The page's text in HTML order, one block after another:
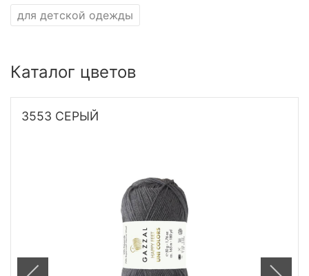
для детской одежды
Каталог цветов
3553 СЕРЫЙ